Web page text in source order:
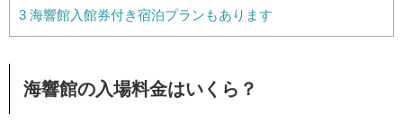
3 海響館入館券付き宿泊プランもあります
海響館の入場料金はいくら？